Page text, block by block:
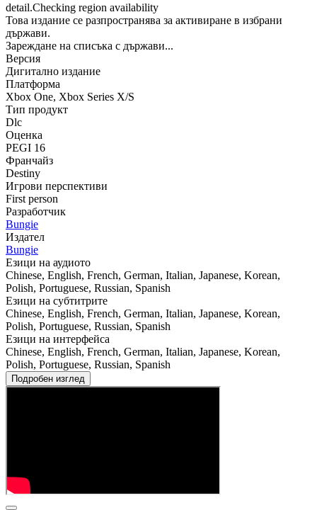
detail.Checking region availability
Това издание се разпространява за активиране в избрани
държави.
Зареждане на списъка с държави...
Версия
Дигитално издание
Платформа
Xbox One, Xbox Series X/S
Тип продукт
Dlc
Оценка
PEGI 16
Франчайз
Destiny
Игрови перспективи
First person
Разработчик
Bungie
Издател
Bungie
Езици на аудиото
Chinese, English, French, German, Italian, Japanese, Korean,
Polish, Portuguese, Russian, Spanish
Езици на субтитрите
Chinese, English, French, German, Italian, Japanese, Korean,
Polish, Portuguese, Russian, Spanish
Езици на интерфейса
Chinese, English, French, German, Italian, Japanese, Korean,
Polish, Portuguese, Russian, Spanish
Подробен изглед